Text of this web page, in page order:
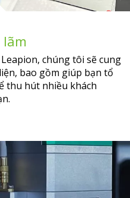
lãm
chúng tôi sẽ cung
bao gồm giúp bạn tổ
thu hút nhiều khách